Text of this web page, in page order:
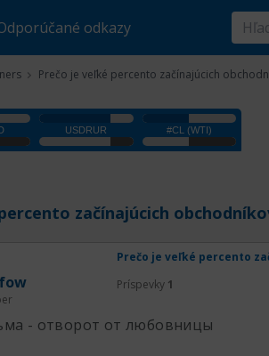
odkazy
Prečo je veľké percento začínajúcich
začínajúcich
Prečo je veľké percento
Príspevky 1
- отворот от любовницы